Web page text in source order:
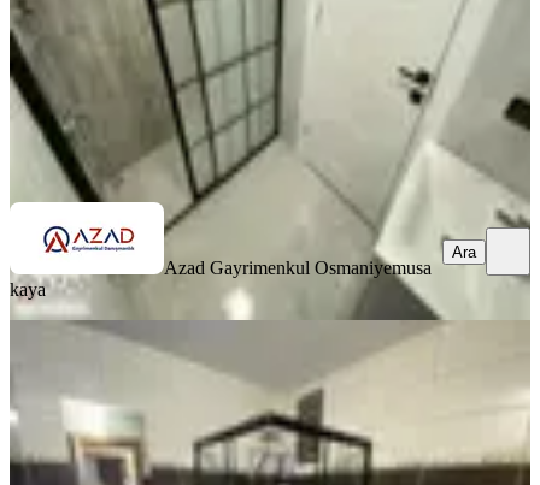
4.500.000 ₺
Azad Gayrimenkul Osmaniyemusa kaya
Azad Gayrimenkul Osmaniyemusa
kaya
Ara
SİTE İÇİ
Azad-yediocak Mah.şehitler Parkı
Civarı Satılık 3+1 Açık Mutfak
Merkez, Yedi Ocak Mahallesi
3+1·135 m²·Yüksek giriş·25.06.2026